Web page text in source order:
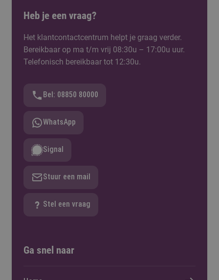
Heb je een vraag?
Het klantcontactcentrum helpt je graag verder.
Bereikbaar op ma t/m vrij 08:30u – 17:00u uur.
Telefonisch bereikbaar tot 12:30u.
Bel: 08850 80000
WhatsApp
Signal
Stuur een mail
Stel een vraag
Ga snel naar